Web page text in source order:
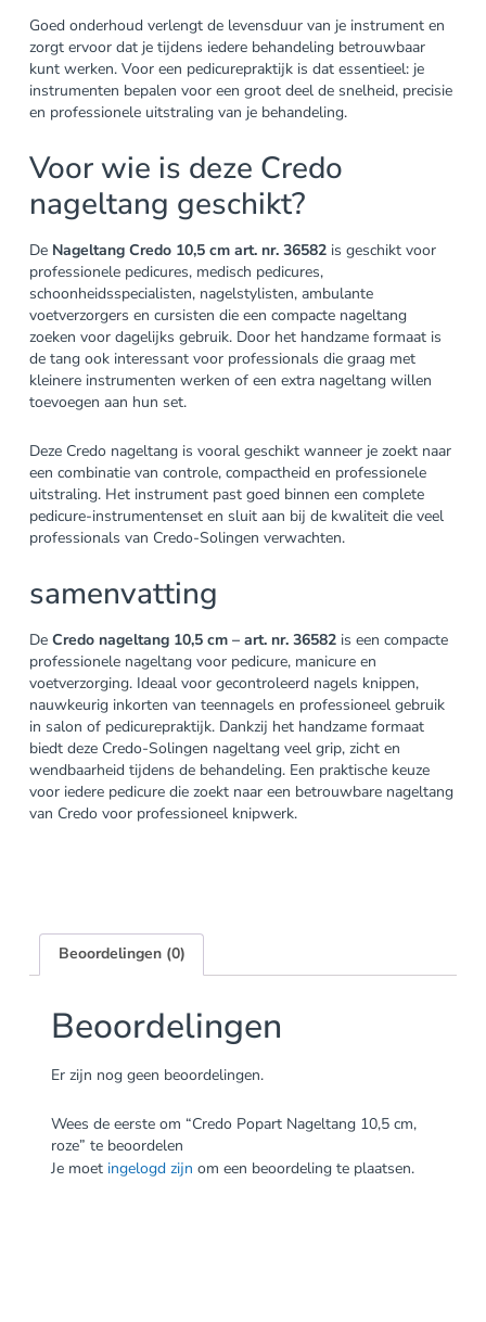
Goed onderhoud verlengt de levensduur van je instrument en
zorgt ervoor dat je tijdens iedere behandeling betrouwbaar
kunt werken. Voor een pedicurepraktijk is dat essentieel: je
instrumenten bepalen voor een groot deel de snelheid, precisie
en professionele uitstraling van je behandeling.
Voor wie is deze Credo
nageltang geschikt?
De Nageltang Credo 10,5 cm art. nr. 36582is geschikt voor
professionele pedicures, medisch pedicures,
schoonheidsspecialisten, nagelstylisten, ambulante
voetverzorgers en cursisten die een compacte nageltang
zoeken voor dagelijks gebruik. Door het handzame formaat is
de tang ook interessant voor professionals die graag met
kleinere instrumenten werken of een extra nageltang willen
toevoegen aan hun set.
Deze Credo nageltang is vooral geschikt wanneer je zoekt naar
een combinatie van controle, compactheid en professionele
uitstraling. Het instrument past goed binnen een complete
pedicure-instrumentenset en sluit aan bij de kwaliteit die veel
professionals van Credo-Solingen verwachten.
samenvatting
De Credo nageltang 10,5 cm – art. nr. 36582is een compacte
professionele nageltang voor pedicure, manicure en
voetverzorging. Ideaal voor gecontroleerd nagels knippen,
nauwkeurig inkorten van teennagels en professioneel gebruik
in salon of pedicurepraktijk. Dankzij het handzame formaat
biedt deze Credo-Solingen nageltang veel grip, zicht en
wendbaarheid tijdens de behandeling. Een praktische keuze
voor iedere pedicure die zoekt naar een betrouwbare nageltang
van Credo voor professioneel knipwerk.
Beoordelingen (0)
Beoordelingen
Er zijn nog geen beoordelingen.
Wees de eerste om “Credo Popart Nageltang 10,5 cm,
roze” te beoordelen
Je moet ingelogd zijn om een beoordeling te plaatsen.